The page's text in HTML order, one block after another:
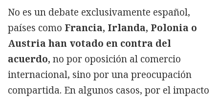
No es un debate exclusivamente español,
países como Francia, Irlanda, Polonia o
Austria han votado en contra del
acuerdo, no por oposición al comercio
internacional, sino por una preocupación
compartida. En algunos casos, por el impacto